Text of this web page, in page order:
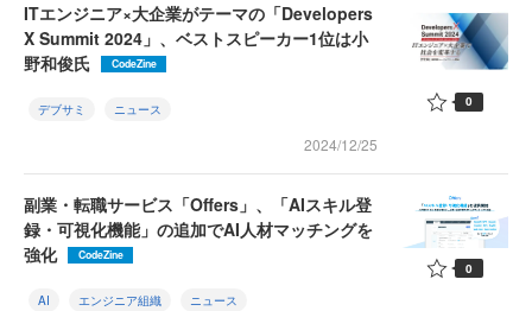
ITエンジニア×大企業がテーマの「Developers
X Summit 2024」、ベストスピーカー1位は小
野和俊氏
CodeZine
デブサミ ニュース
2024/12/25
0
副業・転職サービス「Offers」、「AIスキル登
録・可視化機能」の追加でAI人材マッチングを
強化
CodeZine
AI エンジニア組織 ニュース
0